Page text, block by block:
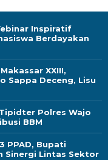
Inspiratif
Berdayakan
XXIII,
Sappa Deceng, Lisu
Polres Wajo
BBM
PPAD, Bupati
Sinergi Lintas Sektor